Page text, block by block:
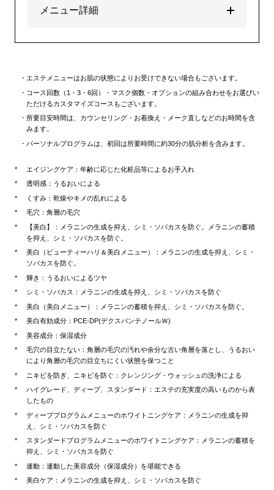
メニュー詳細
エステメニューはお肌の状態によりお受けできない場合もございます。
コース回数（1・3・6回）・マスク個数・オプションの組み合わせをお選びい
ただけるカスタマイズコースもございます。
所要目安時間は、カウンセリング・お着換え・メーク直しなどのお時間を含
みます。
パーソナルプログラムは、初回は所要時間に約30分の肌分析を含みます。
エイジングケア：年齢に応じた化粧品等によるお手入れ
透明感：うるおいによる
くすみ：乾燥やキメの乱れによる
毛穴：角層の毛穴
【美白】：メラニンの生成を抑え、シミ・ソバカスを防ぐ。メラニンの蓄積
を抑え、シミ・ソバカスを防ぐ。
美白（ビューティーハリ＆美白メニュー）：メラニンの生成を抑え、シミ・
ソバカスを防ぐ。
輝き：うるおいによるツヤ
シミ・ソバカス：メラニンの生成を抑え、シミ・ソバカスを防ぐ
美白（美白メニュー）：メラニンの蓄積を抑え、シミ・ソバカスを防ぐ。
美白有効成分：PCE-DP(デクスパンテノールＷ)
美容成分：保湿成分
毛穴の目立たない：角層の毛穴の汚れや余分な古い角層を落とし、うるおい
により角層の毛穴の目立ちにくい状態を保つこと
ニキビを防ぎ、ニキビを防ぐ：クレンジング・ウォッシュの洗浄による
ハイグレード、ディープ、スタンダード：エステの充実度の高いものから表
したもの
ディーププログラムメニューのホワイトニングケア：メラニンの生成を抑
え、シミ・ソバカスを防ぐ
スタンダードプログラムメニューのホワイトニングケア：メラニンの蓄積を
抑え、シミ・ソバカスを防ぐ
連動：連動した美容成分（保湿成分）を堪能できる
美白ケア：メラニンの生成を抑え、シミ・ソバカスを防ぐ